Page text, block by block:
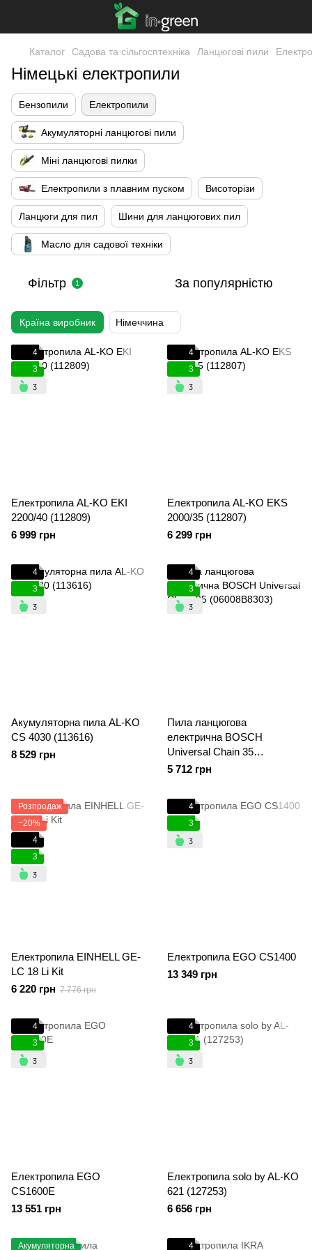
Каталог Садова та сільгосптехніка Ланцюгові пили
Німецькі електропили
Бензопили Електропили
Акумуляторні ланцюгові пили
Міні ланцюгові пилки
Електропили з плавним пуском Висоторізи
Ланцюги для пил Шини для ланцюгових пил
Масло для садової техніки
Фільтр 1 За популярністю
Країна виробник Німеччина
4
3
Електропила AL-KO EKI
2200/40 (112809)
6 999 грн
4
3
Електропила AL-KO EKS
2000/35 (112807)
6 299 грн
4
3
Акумуляторна пила AL-KO
CS 4030 (113616)
8 529 грн
4
3
Пила ланцюгова
електрична BOSCH
Universal Chain 35
(06008B8303)
5 712 грн
Розпродаж
−20%
4
3
Електропила EINHELL GE-
LC 18 Li Kit
6 220 грн 7 776 грн
4
3
Електропила EGO CS1400
13 349 грн
4
3
Електропила EGO
CS1600E
13 551 грн
4
3
Електропила solo by AL-KO
621 (127253)
6 656 грн
Акумуляторна 4